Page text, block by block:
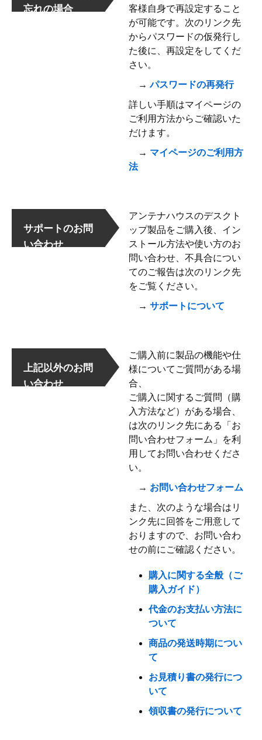
忘れの場合
客様自身で再設定すること
が可能です。次のリンク先
からパスワードの仮発行し
た後に、再設定をしてくだ
さい。
→パスワードの再発行
詳しい手順はマイページの
ご利用方法からご確認いた
だけます。
→ マイページのご利用方
法
サポートのお問
い合わせ
アンテナハウスのデスクト
ップ製品をご購入後、イン
ストール方法や使い方のお
問い合わせ、不具合につい
てのご報告は次のリンク先
をご覧ください。
→サポートについて
上記以外のお問
い合わせ
ご購入前に製品の機能や仕
様についてご質問がある場
合、
ご購入に関するご質問（購
入方法など）がある場合、
は次のリンク先にある「お
問い合わせフォーム」を利
用してお問い合わせくださ
い。
→ お問い合わせフォーム
また、次のような場合はリ
ンク先に回答をご用意して
おりますので、お問い合わ
せの前にご確認ください。
購入に関する全般（ご
購入ガイド）
代金のお支払い方法に
ついて
商品の発送時期につい
て
お見積り書の発行につ
いて
領収書の発行について